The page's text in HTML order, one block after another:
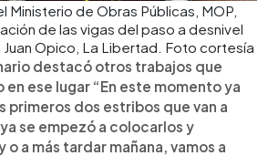
de Obras Públicas, MOP,
de las vigas del paso a desnivel
Opico, La Libertad. Foto cortesía
destacó otros trabajos que
en ese lugar “En este momento ya
primeros dos estribos que van a
se empezó a colocarlos y
o a más tardar mañana, vamos a